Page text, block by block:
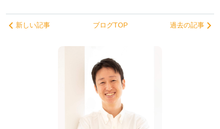
新しい記事 ブログTOP 過去の記事